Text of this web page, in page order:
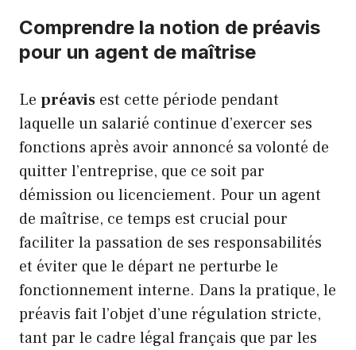
Comprendre la notion de préavis
pour un agent de maîtrise
Le préavis est cette période pendant
laquelle un salarié continue d’exercer ses
fonctions après avoir annoncé sa volonté de
quitter l’entreprise, que ce soit par
démission ou licenciement. Pour un agent
de maîtrise, ce temps est crucial pour
faciliter la passation de ses responsabilités
et éviter que le départ ne perturbe le
fonctionnement interne. Dans la pratique, le
préavis fait l’objet d’une régulation stricte,
tant par le cadre légal français que par les